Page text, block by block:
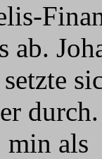
ab.
min als